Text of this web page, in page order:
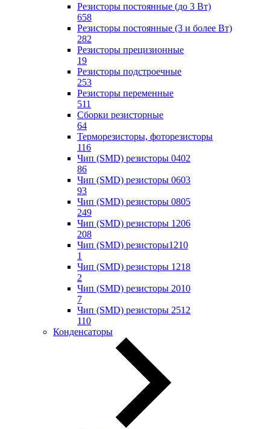
Резисторы постоянные (до 3 Вт)
658
Резисторы постоянные (3 и более Вт)
282
Резисторы прецизионные
19
Резисторы подстроечные
253
Резисторы переменные
511
Сборки резисторные
64
Терморезисторы, фоторезисторы
116
Чип (SMD) резисторы 0402
86
Чип (SMD) резисторы 0603
93
Чип (SMD) резисторы 0805
249
Чип (SMD) резисторы 1206
208
Чип (SMD) резисторы1210
1
Чип (SMD) резисторы 1218
2
Чип (SMD) резисторы 2010
7
Чип (SMD) резисторы 2512
110
Конденсаторы